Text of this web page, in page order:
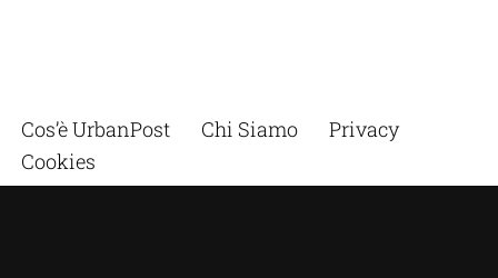
Cos’è UrbanPost Chi Siamo
Privacy
Cookies